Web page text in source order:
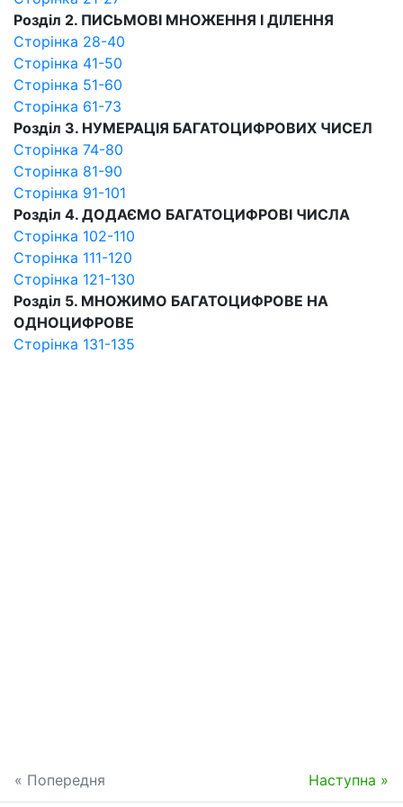
Розділ 2. ПИСЬМОВІ МНОЖЕННЯ І ДІЛЕННЯ
Сторінка 28-40
Сторінка 41-50
Сторінка 51-60
Сторінка 61-73
Розділ З. НУМЕРАЦІЯ БАГАТОЦИФРОВИХ ЧИСЕЛ
Сторінка 74-80
Сторінка 81-90
Сторінка 91-101
Розділ 4. ДОДАЄМО БАГАТОЦИФРОВІ ЧИСЛА
Сторінка 102-110
Сторінка 111-120
Сторінка 121-130
Розділ 5. МНОЖИМО БАГАТОЦИФРОВЕ НА
ОДНОЦИФРОВЕ
Сторінка 131-135
« Попередня Наступна »